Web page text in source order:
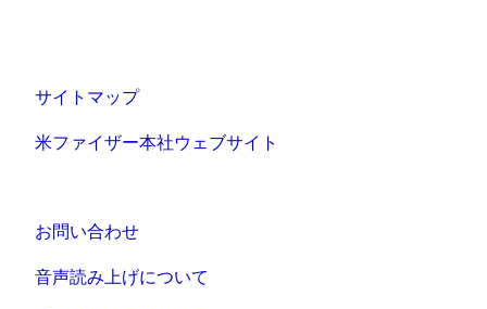
サイトマップ
米ファイザー本社ウェブサイト
お問い合わせ
音声読み上げについて